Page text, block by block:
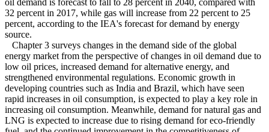
oil demand is forecast to fall to 28 percent in 2040, compared with
32 percent in 2017, while gas will increase from 22 percent to 25
percent, according to the IEA's forecast for demand by energy
source.
Chapter 3 surveys changes in the demand side of the global
energy market from the perspective of changes in oil demand due to
low oil prices, increased demand for alternative energy, and
strengthened environmental regulations. Economic growth in
developing countries such as India and Brazil, which have seen
rapid increases in oil consumption, is expected to play a key role in
increasing oil consumption. Meanwhile, demand for natural gas and
LNG is expected to increase due to rising demand for eco-friendly